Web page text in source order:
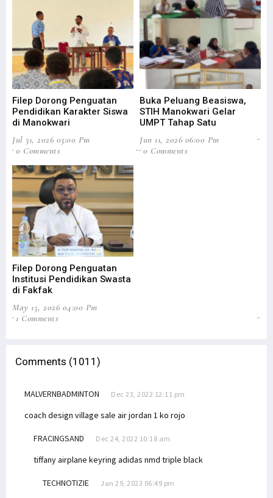
Filep Dorong Penguatan
Pendidikan Karakter Siswa
di Manokwari
Jul 31, 2026 03:00 Pm
0 Comments
Buka Peluang Beasiswa,
STIH Manokwari Gelar
UMPT Tahap Satu
Jun 11, 2026 06:00 Pm
0 Comments
Filep Dorong Penguatan
Institusi Pendidikan Swasta
di Fakfak
May 15, 2026 04:00 Pm
1 Comments
Comments (1011)
MALVERNBADMINTON Dec 23, 2022 12:11 pm
coach design village sale air jordan 1 ko rojo
FRACINGSAND Dec 24, 2022 10:18 am
tiffany airplane keyring adidas nmd triple black
TECHNOTIZIE Jan 29, 2023 06:49 pm